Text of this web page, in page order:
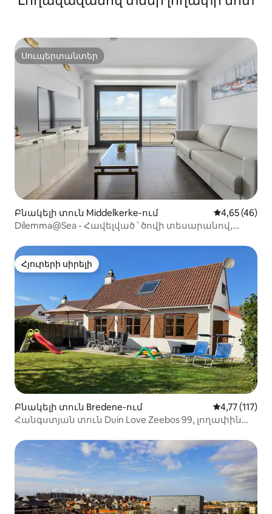
Սուպերտանտեր
Սուպերտանտեր
Բնակելի տուն Middelkerke-ում Միջին
4,65 (46)
Dilemma@Sea - Հավելված ՝ ծովի տեսարանով,
Հյուրերի սիրելի
Հյուրերի սիրելի
Բնակելի տուն Bredene-ում Միջին
4,77 (117)
Հանգստյան տուն Duin Love Zeebos 99, լողափին